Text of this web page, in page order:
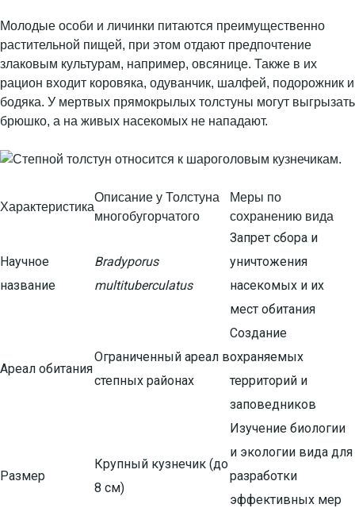
Молодые особи и личинки питаются преимущественно
растительной пищей, при этом отдают предпочтение
злаковым культурам, например, овсянице. Также в их
рацион входит коровяка, одуванчик, шалфей, подорожник и
бодяка. У мертвых прямокрылых толстуны могут выгрызать
брюшко, а на живых насекомых не нападают.
Характеристика
Описание у Толстуна
многобугорчатого
Меры по
сохранению вида
Научное
название
Bradyporus
multituberculatus
Запрет сбора и
уничтожения
насекомых и их
мест обитания
Ареал обитания
Ограниченный ареал в
степных районах
Создание
охраняемых
территорий и
заповедников
Размер
Крупный кузнечик (до
8 см)
Изучение биологии
и экологии вида для
разработки
эффективных мер